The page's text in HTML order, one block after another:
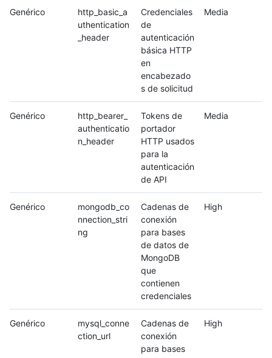
Genérico
http_basic_a
uthentication
_header
Credenciales
de
autenticación
básica HTTP
en
encabezado
s de solicitud
Media
Genérico
http_bearer_
authenticatio
n_header
Tokens de
portador
HTTP usados
para la
autenticación
de API
Media
Genérico
mongodb_co
nnection_stri
ng
Cadenas de
conexión
para bases
de datos de
MongoDB
que
contienen
credenciales
High
Genérico
mysql_conne
ction_url
Cadenas de
conexión
para bases
High